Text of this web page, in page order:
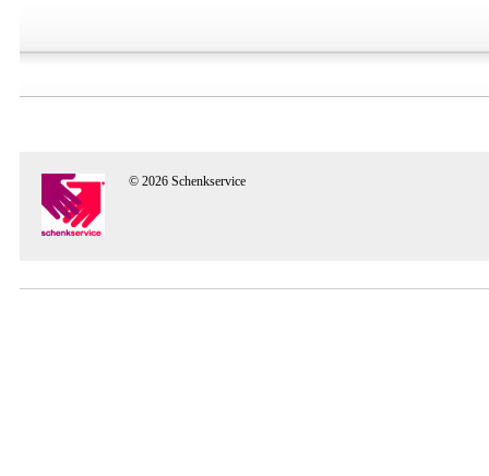
© 2026 Schenkservice